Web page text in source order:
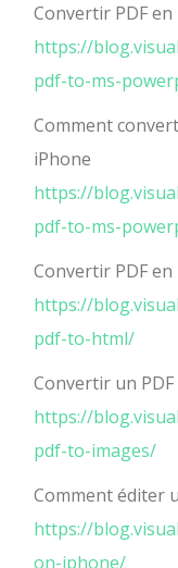
Convertir PDF
https://
pdf-to-ms-
Comment
iPhone
https://
pdf-to-ms-
Convertir PDF en
https://
pdf-to-html/
Convertir un
https://
pdf-to-images/
Comment éditer
https://
on-iphone/